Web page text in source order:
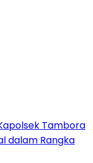
Tambora
dalam Rangka